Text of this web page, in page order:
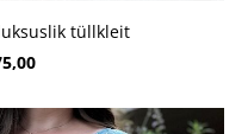
tüllkleit